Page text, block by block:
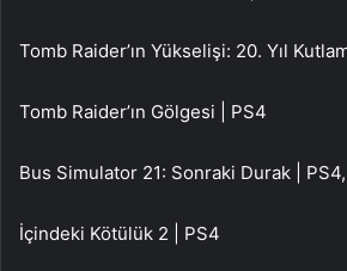
Tomb Raider’ın Yükselişi: 20. Yıl
Tomb Raider’ın Gölgesi | PS4
Bus Simulator 21: Sonraki Durak |
İçindeki Kötülük 2 | PS4